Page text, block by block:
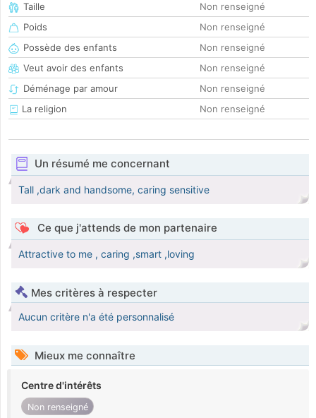
Taille
Non renseigné
Poids
Non renseigné
Possède des enfants
Non renseigné
Veut avoir des enfants
Non renseigné
Déménage par amour
Non renseigné
La religion
Non renseigné
Un résumé me concernant
Tall ,dark and handsome, caring sensitive
Ce que j'attends de mon partenaire
Attractive to me , caring ,smart ,loving
Mes critères à respecter
Aucun critère n'a été personnalisé
Mieux me connaître
Centre d'intérêts
Non renseigné